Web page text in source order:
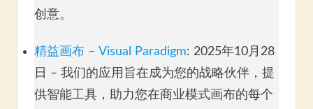
创意。
精益画布 – Visual Paradigm: 2025年10月28
日 – 我们的应用旨在成为您的战略伙伴，提
供智能工具，助力您在商业模式画布的每个